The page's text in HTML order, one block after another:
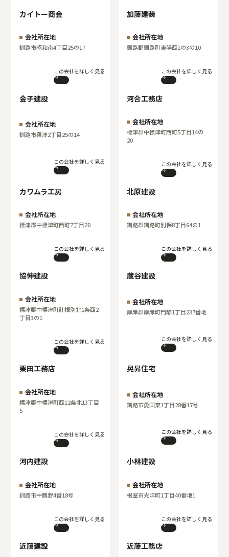
カイトー商会
会社所在地
釧路市昭和南4丁目25の17
この会社を詳しく見る
加藤建装
会社所在地
釧路郡釧路町東陽西1の3の10
この会社を詳しく見る
金子建設
会社所在地
釧路市興津2丁目25の14
この会社を詳しく見る
河合工務店
会社所在地
標津郡中標津町西町5丁目14の
20
この会社を詳しく見る
カワムラ工房
会社所在地
標津郡中標津町西町7丁目20
この会社を詳しく見る
北原建設
会社所在地
釧路郡釧路町別保8丁目64の1
この会社を詳しく見る
協伸建設
会社所在地
標津郡中標津町計根別北1条西2
丁目3の1
この会社を詳しく見る
蔵谷建設
会社所在地
厚岸郡厚岸町門静1丁目237番地
この会社を詳しく見る
栗田工務店
会社所在地
標津郡中標津町西12条北13丁目
5
この会社を詳しく見る
晃昇住宅
会社所在地
釧路市愛国東1丁目28番17号
この会社を詳しく見る
河内建設
会社所在地
釧路市中鶴野4番18号
この会社を詳しく見る
小林建設
会社所在地
根室市光洋町1丁目40番地1
この会社を詳しく見る
近藤建設 近藤工務店